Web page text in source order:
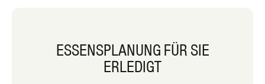
ESSENSPLANUNG FÜR SIE
ERLEDIGT